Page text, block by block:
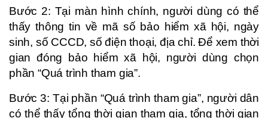
Bước 2: Tại màn hình chính, người dùng có thể
thấy thông tin về mã số bảo hiểm xã hội, ngày
sinh, số CCCD, số điện thoại, địa chỉ. Để xem thời
gian đóng bảo hiểm xã hội, người dùng chọn
phần “Quá trình tham gia”.
Bước 3: Tại phần “Quá trình tham gia”, người dân
có thể thấy tổng thời gian tham gia, tổng thời gian